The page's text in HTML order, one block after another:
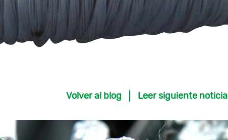
Volver al blog Leer siguiente noticia